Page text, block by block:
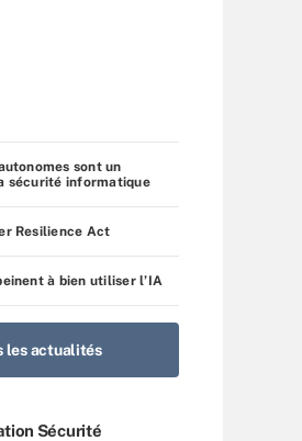
sont un
sécurité informatique
Resilience Act
à bien utiliser l’IA
les actualités
Sécurité